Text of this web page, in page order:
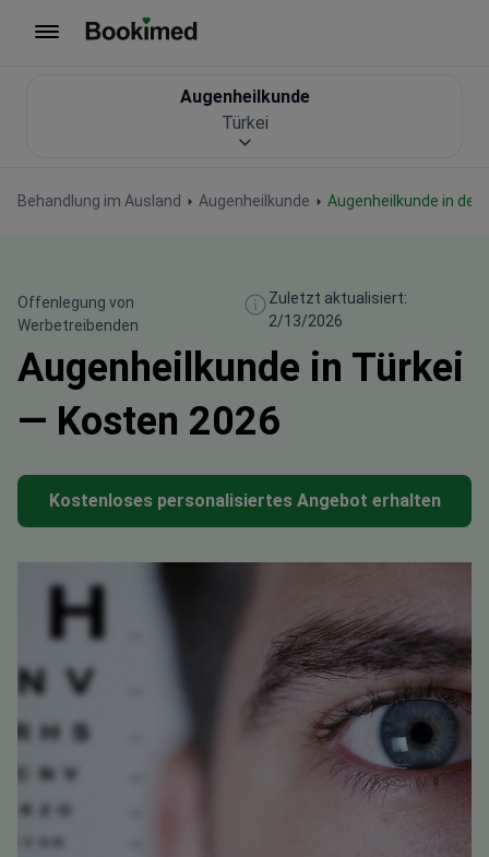
Behandlung im Ausland Augenheilkunde Augenheilkunde in der
Augenheilkunde
Türkei
Offenlegung von
Werbetreibenden
Zuletzt aktualisiert:
2/13/2026
Augenheilkunde in Türkei
— Kosten 2026
Kostenloses personalisiertes Angebot erhalten